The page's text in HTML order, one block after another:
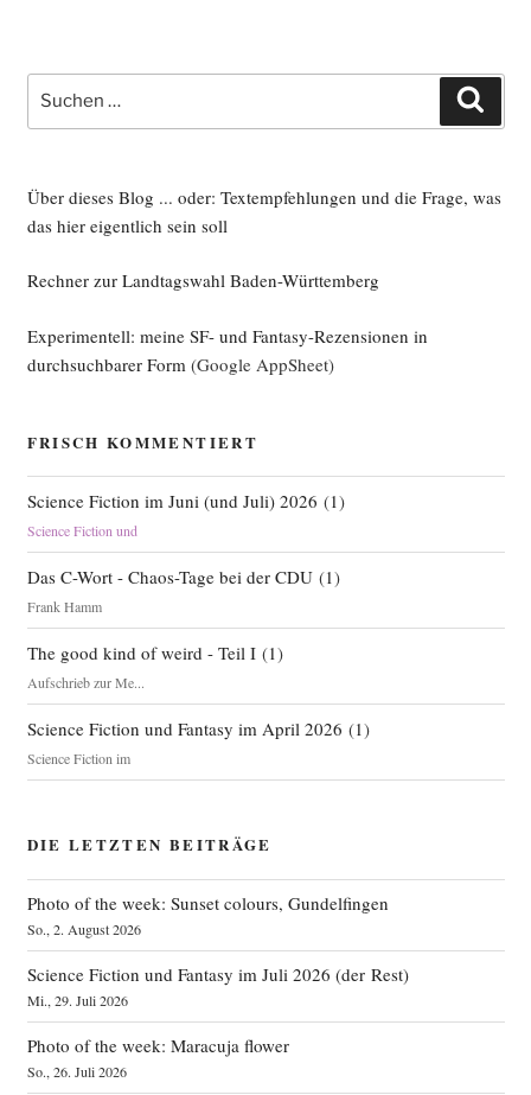
Suche
nach:
Über dieses Blog ... oder: Textempfehlungen und die Frage, was
das hier eigentlich sein soll
Rechner zur Landtagswahl Baden-Württemberg
Experimentell: meine SF- und Fantasy-Rezensionen in
durchsuchbarer Form (Google AppSheet)
FRISCH KOMMENTIERT
Science Fiction im Juni (und Juli) 2026 (1)
Science Fiction und
Das C-Wort - Chaos-Tage bei der CDU(1)
Frank Hamm
The good kind of weird - Teil I(1)
Aufschrieb zur Me...
Science Fiction und Fantasy im April 2026 (1)
Science Fiction im
DIE LETZTEN BEITRÄGE
Photo of the week: Sunset colours, Gundelfingen
So., 2. August 2026
Science Fiction und Fantasy im Juli 2026 (der Rest)
Mi., 29. Juli 2026
Photo of the week: Maracuja flower
So., 26. Juli 2026